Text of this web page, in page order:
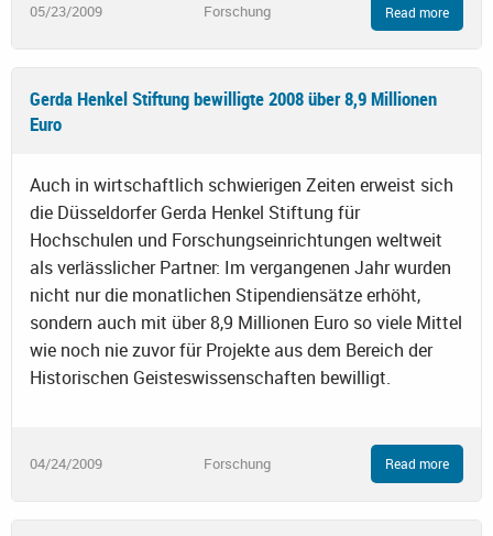
05/23/2009 Forschung Read more
Gerda Henkel Stiftung bewilligte 2008 über 8,9 Millionen
Euro
Auch in wirtschaftlich schwierigen Zeiten erweist sich
die Düsseldorfer Gerda Henkel Stiftung für
Hochschulen und Forschungseinrichtungen weltweit
als verlässlicher Partner: Im vergangenen Jahr wurden
nicht nur die monatlichen Stipendiensätze erhöht,
sondern auch mit über 8,9 Millionen Euro so viele Mittel
wie noch nie zuvor für Projekte aus dem Bereich der
Historischen Geisteswissenschaften bewilligt.
04/24/2009 Forschung Read more